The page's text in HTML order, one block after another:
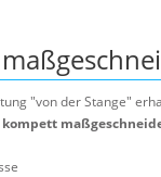
"von der Stange"